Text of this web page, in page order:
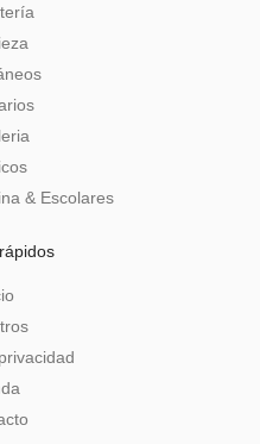
& Escolares